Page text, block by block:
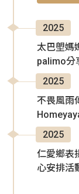
2025
太巴塱媽
palimo分
2025
不畏風雨
2025
仁愛鄉表
心安排活